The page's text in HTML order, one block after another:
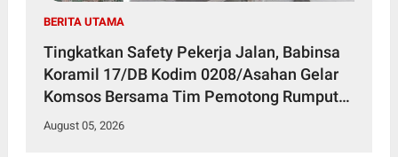
BERITA UTAMA
Tingkatkan Safety Pekerja Jalan, Babinsa
Koramil 17/DB Kodim 0208/Asahan Gelar
Komsos Bersama Tim Pemotong Rumput
Dinas PU
August 05, 2026